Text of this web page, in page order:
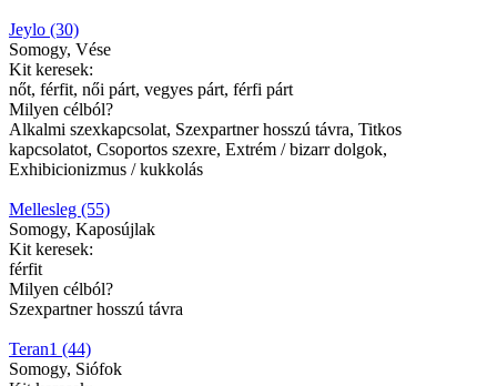
Jeylo (30)
Somogy, Vése
Kit keresek:
nőt, férfit, női párt, vegyes párt, férfi párt
Milyen célból?
Alkalmi szexkapcsolat, Szexpartner hosszú távra, Titkos
kapcsolatot, Csoportos szexre, Extrém / bizarr dolgok,
Exhibicionizmus / kukkolás
Mellesleg (55)
Somogy, Kaposújlak
Kit keresek:
férfit
Milyen célból?
Szexpartner hosszú távra
Teran1 (44)
Somogy, Siófok